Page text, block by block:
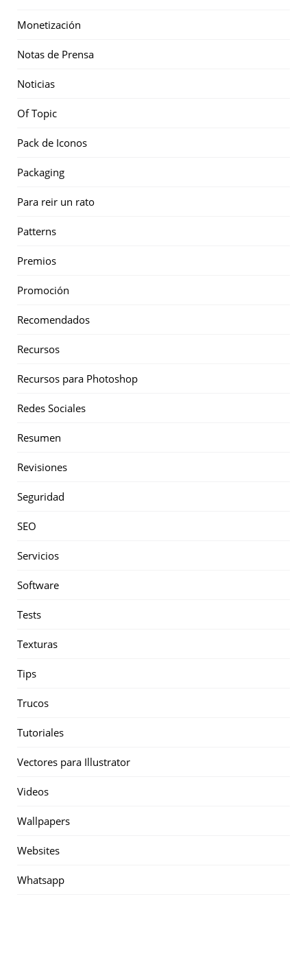
Monetización
Notas de Prensa
Noticias
Of Topic
Pack de Iconos
Packaging
Para reir un rato
Patterns
Premios
Promoción
Recomendados
Recursos
Recursos para Photoshop
Redes Sociales
Resumen
Revisiones
Seguridad
SEO
Servicios
Software
Tests
Texturas
Tips
Trucos
Tutoriales
Vectores para Illustrator
Videos
Wallpapers
Websites
Whatsapp